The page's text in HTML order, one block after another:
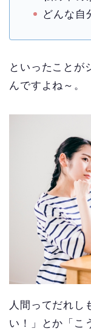
どんな自
といったことが
んですよね～。
人間ってだれし
い！」とか「こ